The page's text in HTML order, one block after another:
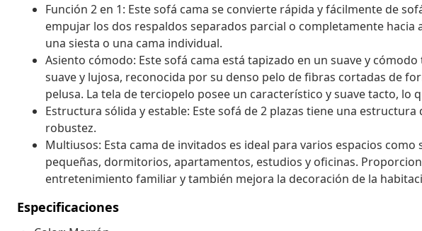
Función 2 en 1: Este sofá cama se convierte rápida y fácilmente de
empujar los dos respaldos separados parcial o completamente hacia
una siesta o una cama individual.
Asiento cómodo: Este sofá cama está tapizado en un suave y
suave y lujosa, reconocida por su denso pelo de fibras cortadas de
pelusa. La tela de terciopelo posee un característico y suave tacto, lo
Estructura sólida y estable: Este sofá de 2 plazas tiene una
robustez.
Multiusos: Esta cama de invitados es ideal para varios espacios como
pequeñas, dormitorios, apartamentos, estudios y oficinas.
entretenimiento familiar y también mejora la decoración de la
Especificaciones